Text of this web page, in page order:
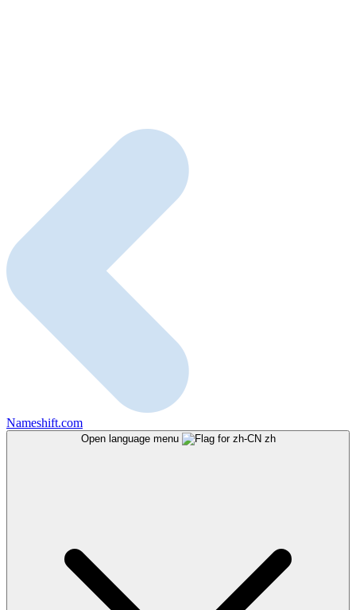
Nameshift.com
Open language menu zh